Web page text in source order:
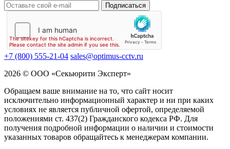
Подписаться
+7 (800) 555-21-04 sales@optimus-cctv.ru
2026 © ООО «Секьюрити Эксперт»
Обращаем ваше внимание на то, что сайт носит
исключительно информационный характер и ни при каких
условиях не является публичной офертой, определяемой
положениями ст. 437(2) Гражданского кодекса РФ. Для
получения подробной информации о наличии и стоимости
указанных товаров обращайтесь к менеджерам компании.